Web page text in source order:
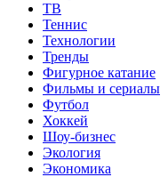
ТВ
Теннис
Технологии
Тренды
Фигурное катание
Фильмы и сериалы
Футбол
Хоккей
Шоу-бизнес
Экология
Экономика